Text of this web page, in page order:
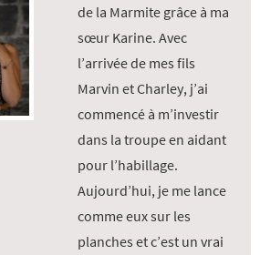
de la Marmite grâce à ma
sœur Karine. Avec
l’arrivée de mes fils
Marvin et Charley, j’ai
commencé à m’investir
dans la troupe en aidant
pour l’habillage.
Aujourd’hui, je me lance
comme eux sur les
planches et c’est un vrai